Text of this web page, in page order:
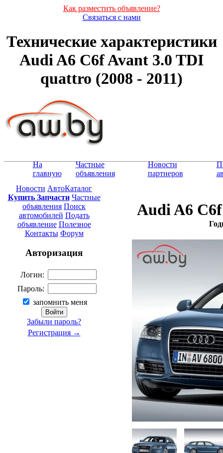
Как разместить объявление?
Связаться с нами
Технические характеристики
Audi A6 C6f Avant 3.0 TDI
quattro (2008 - 2011)
На
главную
Частные
объявления
Новости
партнеров
Новости АвтоКаталог
Купить Запчасти Частные
объявления Поиск
автомобилей Подать
объявление Полезное
Контакты Форум
Авторизация
Логин:
Пароль:
запомнить меня
Забыли пароль?
Регистрация →
Audi A6